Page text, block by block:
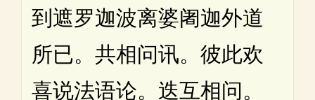
到遮罗迦波离婆阇迦外道
所已。共相问讯。彼此欢
喜说法语论。迭互相问。